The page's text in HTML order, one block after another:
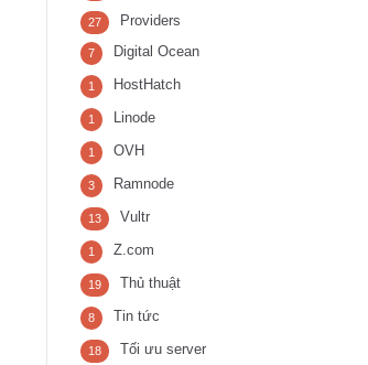
Providers
27
Digital Ocean
7
HostHatch
1
Linode
1
OVH
1
Ramnode
3
Vultr
13
Z.com
1
Thủ thuật
19
Tin tức
8
Tối ưu server
18